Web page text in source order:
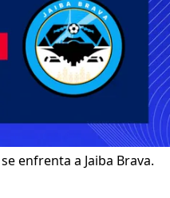
enfrenta a Jaiba Brava.